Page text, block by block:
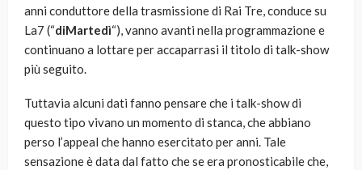
anni conduttore della trasmissione di Rai Tre, conduce su
La7 (“diMartedì“), vanno avanti nella programmazione e
continuano a lottare per accaparrasi il titolo di talk-show
più seguito.
Tuttavia alcuni dati fanno pensare che i talk-show di
questo tipo vivano un momento di stanca, che abbiano
perso l’appeal che hanno esercitato per anni. Tale
sensazione è data dal fatto che se era pronosticabile che,